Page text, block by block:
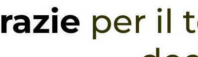
per il